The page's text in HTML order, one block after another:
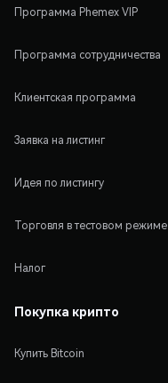
Программа Phemex VIP
Программа сотрудничества
Клиентская программа
Заявка на листинг
Идея по листингу
Торговля в тестовом режиме
Налог
Покупка крипто
Купить Bitcoin